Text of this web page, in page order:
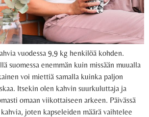
vuodessa 9,9 kg henkilöä kohden.
suomessa enemmän kuin missään muualla
voi miettiä samalla kuinka paljon
Itsekin olen kahvin suurkuluttaja ja
omaan viikottaiseen arkeen. Päivässä
joten kapseleiden määrä vaihtelee